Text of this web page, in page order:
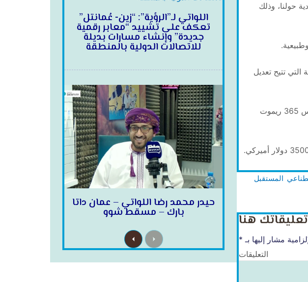
حولنا، وذلك
تتيح تعديل
ومن الإضافات الأخرى المميزة أيضا دمج تطبيقات واقعية تعزز من تجربة الألعاب مثل “داينامكس 365 ريموت
المستقبل
هنا
مشار إليها بـ *
التعليقات
اللواتي لـ”الرؤية”: “زين- عُمانتل”
تعكف على تشييد “معابر رقمية
جديدة” وإنشاء مسارات بديلة
للاتصالات الدولية بالمنطقة
حيدر محمد رضا اللواتي – عمان داتا
بارك – مسقط شوو
P
r
v
N
e
t